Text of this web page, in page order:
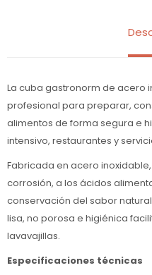
La cuba gastronorm de acero
profesional para preparar,
alimentos de forma segura e
intensivo, restaurantes y
Fabricada en acero
corrosión, a los ácidos
conservación del sabor
lisa, no porosa e higiénica
lavavajillas.
Especificaciones técnicas